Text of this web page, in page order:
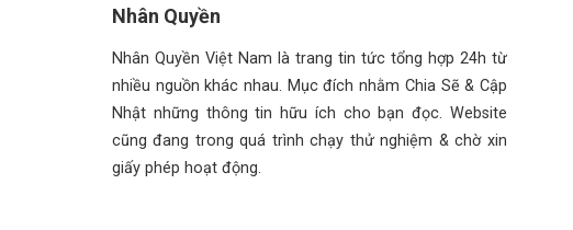
Nhân Quyền
Nhân Quyền Việt Nam là trang tin tức tổng hợp 24h từ
nhiều nguồn khác nhau. Mục đích nhằm Chia Sẽ & Cập
Nhật những thông tin hữu ích cho bạn đọc. Website
cũng đang trong quá trình chạy thử nghiệm & chờ xin
giấy phép hoạt động.